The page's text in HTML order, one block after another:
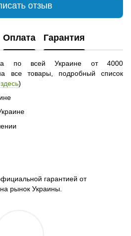
отзыв
Оплата Гарантия
по всей Украине от 4000
все товары, подробный список
здесь)
гарантией от
рынок Украины.